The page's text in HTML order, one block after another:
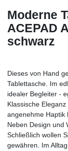
Moderne
ACEPAD
schwarz
Dieses von Hand
Tablettasche. Im
idealer Begleiter -
Klassische
angenehme Haptik
Neben Design und
Schließlich wollen
gewähren. Im